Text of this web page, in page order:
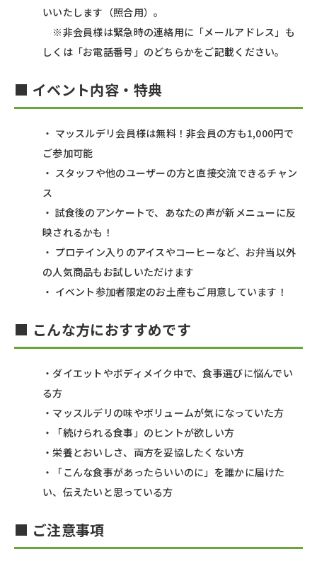
いいたします（照合用）。
※非会員様は緊急時の連絡用に「メールアドレス」も
しくは「お電話番号」のどちらかをご記載ください。
■ イベント内容・特典
・ マッスルデリ会員様は無料！非会員の方も1,000円で
ご参加可能
・ スタッフや他のユーザーの方と直接交流できるチャン
ス
・ 試食後のアンケートで、あなたの声が新メニューに反
映されるかも！
・ プロテイン入りのアイスやコーヒーなど、お弁当以外
の人気商品もお試しいただけます
・ イベント参加者限定のお土産もご用意しています！
■ こんな方におすすめです
・ダイエットやボディメイク中で、食事選びに悩んでい
る方
・マッスルデリの味やボリュームが気になっていた方
・「続けられる食事」のヒントが欲しい方
・栄養とおいしさ、両方を妥協したくない方
・「こんな食事があったらいいのに」を誰かに届けた
い、伝えたいと思っている方
■ ご注意事項